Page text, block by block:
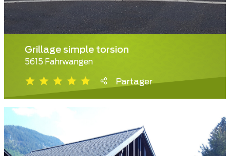
Grillage simple torsion
5615 Fahrwangen
Partager